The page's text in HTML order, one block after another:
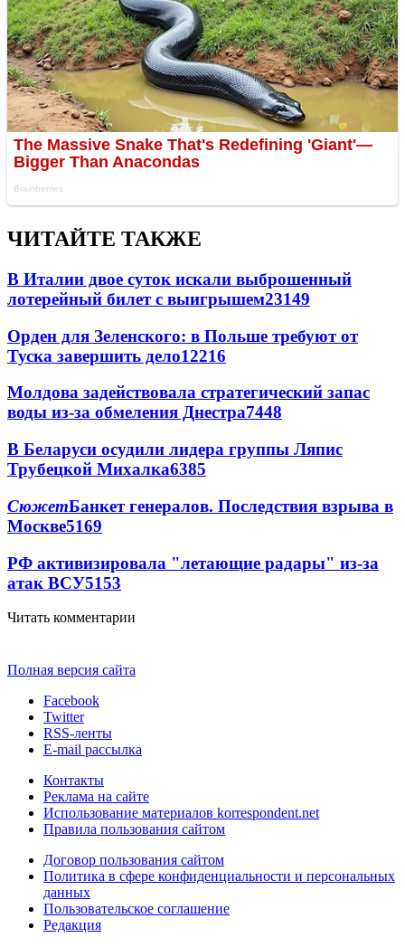
ЧИТАЙТЕ ТАКЖЕ
В Италии двое суток искали выброшенный
лотерейный билет с выигрышем23149
Орден для Зеленского: в Польше требуют от
Туска завершить дело12216
Молдова задействовала стратегический запас
воды из-за обмеления Днестра7448
В Беларуси осудили лидера группы Ляпис
Трубецкой Михалка6385
СюжетБанкет генералов. Последствия взрыва в
Москве5169
РФ активизировала "летающие радары" из-за
атак ВСУ5153
Читать комментарии
Полная версия сайта
Facebook
Twitter
RSS-ленты
E-mail рассылка
Контакты
Реклама на сайте
Использование материалов korrespondent.net
Правила пользования сайтом
Договор пользования сайтом
Политика в сфере конфиденциальности и персональных
данных
Пользовательское соглашение
Редакция